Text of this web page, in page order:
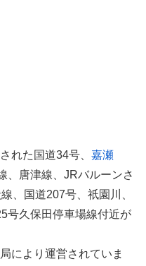
れた国道34号、 嘉瀬
、唐津線、JRバルーンさ
、国道207号、祇園川、
号久保田停車場線付近が
により運営されていま